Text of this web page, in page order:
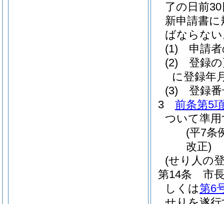
了の日前
新申請書
ばならな
(1)
申請
(2)
登録
に登録年
(3)
登録
3
前条第5
ついて準
(平7条
改正)
(せり人の
第14条
市
しくは第6